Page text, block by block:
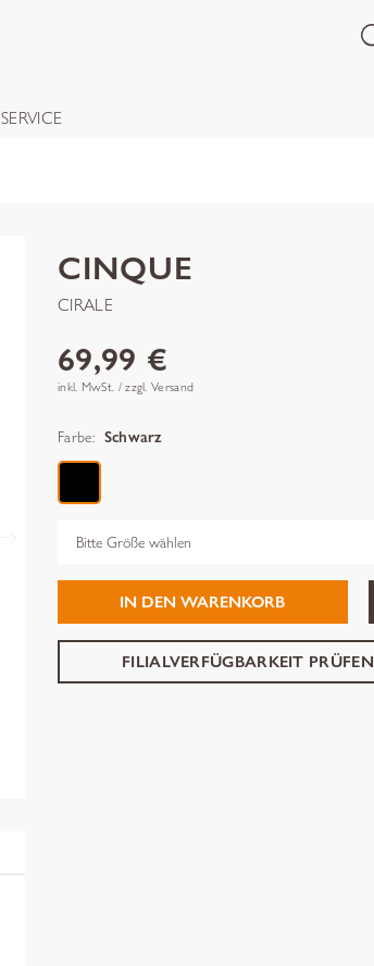
SERVICE
CINQUE
CIRALE
69,99 €
inkl. MwSt. / zzgl. Versand
Farbe: Schwarz
Grösse
IN DEN WARENKORB
FILIALVERFÜGBARKEIT PRÜFEN